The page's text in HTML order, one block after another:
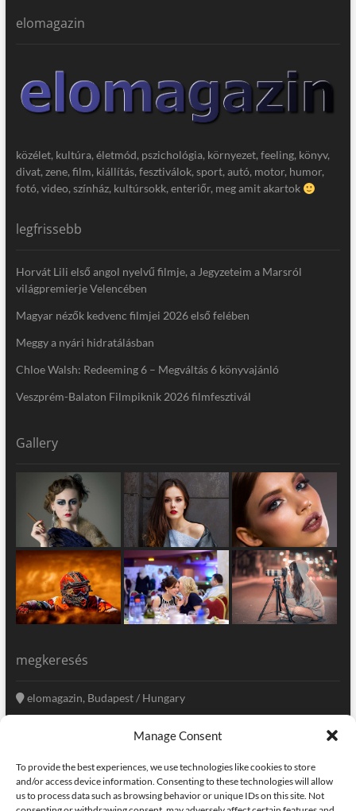
Manage Consent
To provide the best experiences, we use technologies like cookies to store
and/or access device information. Consenting to these technologies will allow
us to process data such as browsing behavior or unique IDs on this site. Not
elomagazin
közélet, kultúra, életmód, pszichológia, környezet, feeling, könyv,
divat, zene, film, kiállítás, fesztiválok, sport, autó, motor, humor,
fotó, video, színház, kultúrsokk, enteriőr, meg amit akartok
legfrissebb
Horvát Lili első angol nyelvű filmje, a Jegyzeteim a Marsról
világpremierje Velencében
Magyar nézők kedvenc filmjei 2026 első felében
Meggy a nyári hidratálásban
Chloe Walsh: Redeeming 6 – Megváltás 6 könyvajánló
Veszprém-Balaton Filmpiknik 2026 filmfesztivál
Gallery
megkeresés
elomagazin, Budapest / Hungary
szerkesztoseg@elomagazin.com
elomagazin